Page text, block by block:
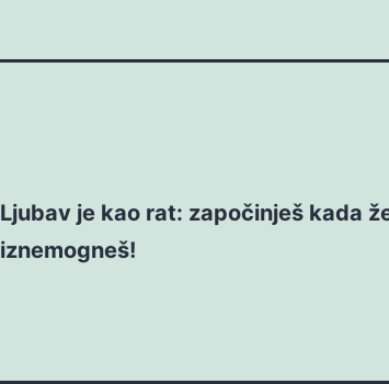
Ljubav je kao rat: započinješ kada
iznemogneš!